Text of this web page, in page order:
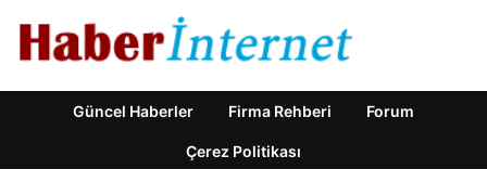
Güncel Haberler Firma Rehberi Forum
Çerez Politikası